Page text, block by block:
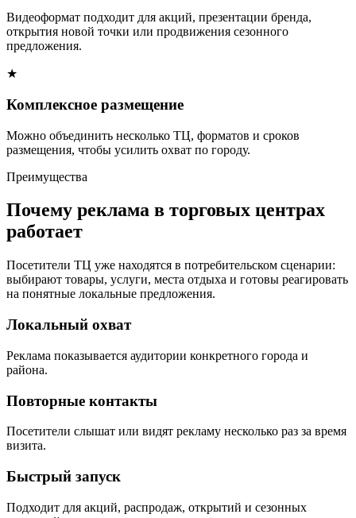
Видеоформат подходит для акций, презентации бренда,
открытия новой точки или продвижения сезонного
предложения.
★
Комплексное размещение
Можно объединить несколько ТЦ, форматов и сроков
размещения, чтобы усилить охват по городу.
Преимущества
Почему реклама в торговых центрах
работает
Посетители ТЦ уже находятся в потребительском сценарии:
выбирают товары, услуги, места отдыха и готовы реагировать
на понятные локальные предложения.
Локальный охват
Реклама показывается аудитории конкретного города и
района.
Повторные контакты
Посетители слышат или видят рекламу несколько раз за время
визита.
Быстрый запуск
Подходит для акций, распродаж, открытий и сезонных